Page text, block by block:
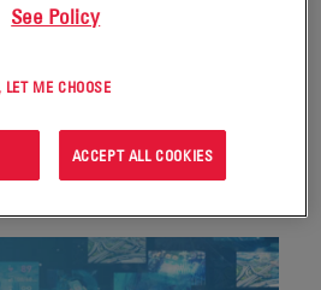
See Policy
LET ME CHOOSE
ACCEPT ALL COOKIES